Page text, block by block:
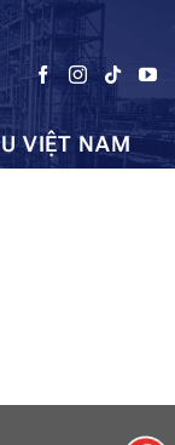
VIỆT NAM